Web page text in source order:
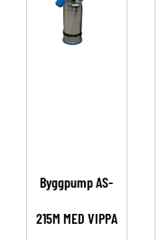
Byggpump AS-
215M MED VIPPA